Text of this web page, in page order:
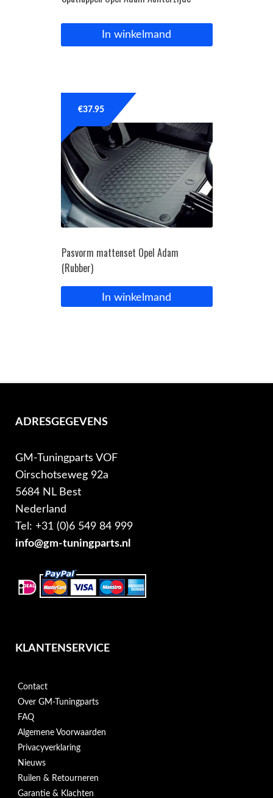
In winkelmand
Pasvorm mattenset Opel Adam
(Rubber)
€37.95
In winkelmand
ADRESGEGEVENS
GM-Tuningparts VOF
Oirschotseweg 92a
5684 NL Best
Nederland
Tel: +31 (0)6 549 84 999
info@gm-tuningparts.nl
KLANTENSERVICE
Contact
Over GM-Tuningparts
FAQ
Algemene Voorwaarden
Privacyverklaring
Nieuws
Ruilen & Retourneren
Garantie & Klachten